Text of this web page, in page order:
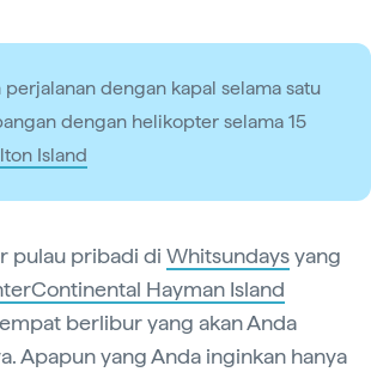
perjalanan dengan kapal selama satu
dengan helikopter selama 15
Island
pulau pribadi di Whitsundaysyang
Hayman Island
berlibur yang akan Anda
Apapun yang Anda inginkan hanya